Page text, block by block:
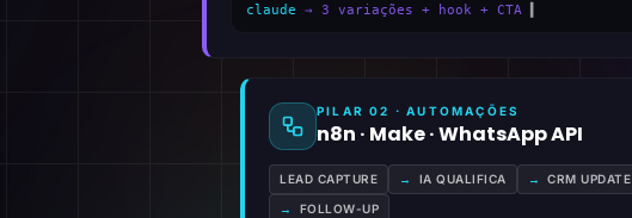
claude → 3 variações + hook + CTA
PILAR 02 · AUTOMAÇÕES
n8n · Make · WhatsApp API
LEAD CAPTURE → IA QUALIFICA → CRM UPDATE
→ FOLLOW-UP